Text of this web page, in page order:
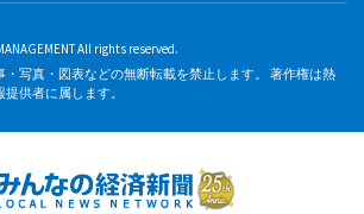
All rights reserved.
写真・図表などの無断転載を禁止します。 著作権は熱
供者に属します。